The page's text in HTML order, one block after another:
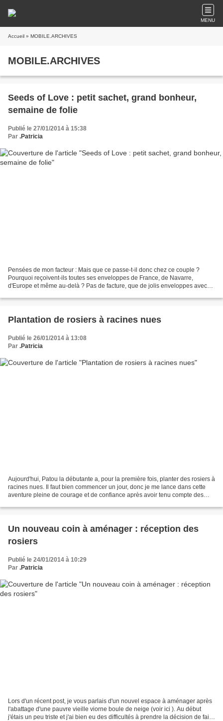
MENU
Accueil » MOBILE.ARCHIVES
MOBILE.ARCHIVES
Seeds of Love : petit sachet, grand bonheur,
semaine de folie
Publié le 27/01/2014 à 15:38
Par .Patricia
Pensées de mon facteur : Mais que ce passe-t-il donc chez ce couple ?
Pourquoi reçoivent-ils toutes ses enveloppes de France, de Navarre,
d'Europe et même au-delà ? Pas de facture, que de jolis enveloppes avec
Plantation de rosiers à racines nues
Publié le 26/01/2014 à 13:08
Par .Patricia
Aujourd'hui, Patou la débutante a, pour la première fois, planter des rosiers à
racines nues. Il faut bien commencer un jour, donc je me lance dans cette
aventure pleine de courage et de confiance après avoir tenu compte des
Un nouveau coin à aménager : réception des
rosiers
Publié le 24/01/2014 à 10:29
Par .Patricia
Lors d'un récent post, je vous parlais d'un nouvel espace à aménager après
l'abattage d'une pauvre vieille viorne boule de neige (voir ici ). Au début
j'étais un peu triste et j'ai bien eu des difficultés à prendre la décision de faire